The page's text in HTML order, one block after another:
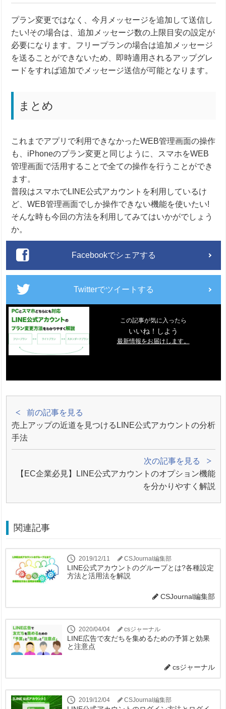
プラン変更ではなく、今月メッセージを追加して送信し
たい!その場合は、追加メッセージ数の上限目安の設定が
必要になります。フリープランの場合は追加メッセージ
を送ることができないため、即時適用されるアップグレ
ードをすれば追加でメッセージ送信が可能となります。
まとめ
これまでアプリで利用できなかったWEB管理画面の操作
も、iPhoneのプラン変更と同じように、スマホをWEB
管理画面で活用することで全ての操作を行うことができ
ます。
普段はスマホでLINE公式アカウントを利用しているけ
ど、WEB管理画面でしか操作できない機能を使いたい!
そんな時も今回の方法を利用してみてはいかがでしょう
か。
Facebookでシェアする
Twitterでツイートする
この記事が気に入ったら
いいね！しよう
最新情報をお届けします。
前の記事を見る
売上アップの近道を見つけるLINE公式アカウントの分析
手法
次の記事を見る
【EC企業必見】LINE公式アカウントのオプション機能
を分かりやすく解説
関連記事
2019/12/11 CSJournal編集部
LINE公式アカウントのグループとは?各種設定
方法と活用法を解説
CSJournal編集部
2020/04/04 csジャーナル
LINE広告で友だちを集めるための予算と効果
と注意点
csジャーナル
2019/12/04 CSJournal編集部